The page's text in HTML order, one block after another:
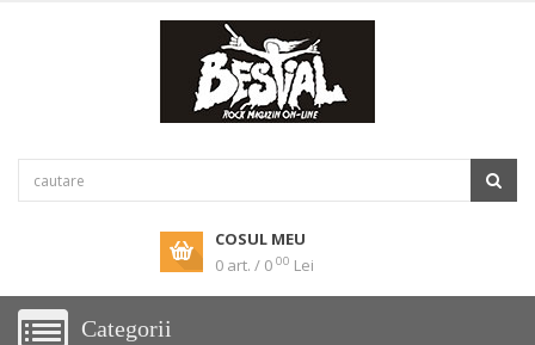
COSUL MEU
0 art. / 0 00 Lei
Categorii